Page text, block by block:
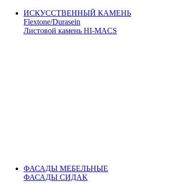
ИСКУССТВЕННЫЙ КАМЕНЬ
Flextone/Durasein
Листовой камень HI-MACS
ФАСАДЫ МЕБЕЛЬНЫЕ
ФАСАДЫ СИДАК